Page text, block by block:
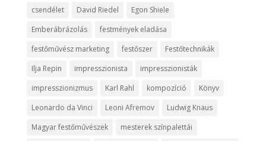
csendélet
David Riedel
Egon Shiele
Emberábrázolás
festmények eladása
festőművész marketing
festőszer
Festőtechnikák
Ilja Repin
impresszionista
impresszionisták
impresszionizmus
Karl Rahl kompozíció
Könyv
Leonardo da Vinci
Leoni Afremov
Ludwig Knaus
Magyar festőművészek
mesterek színpalettái